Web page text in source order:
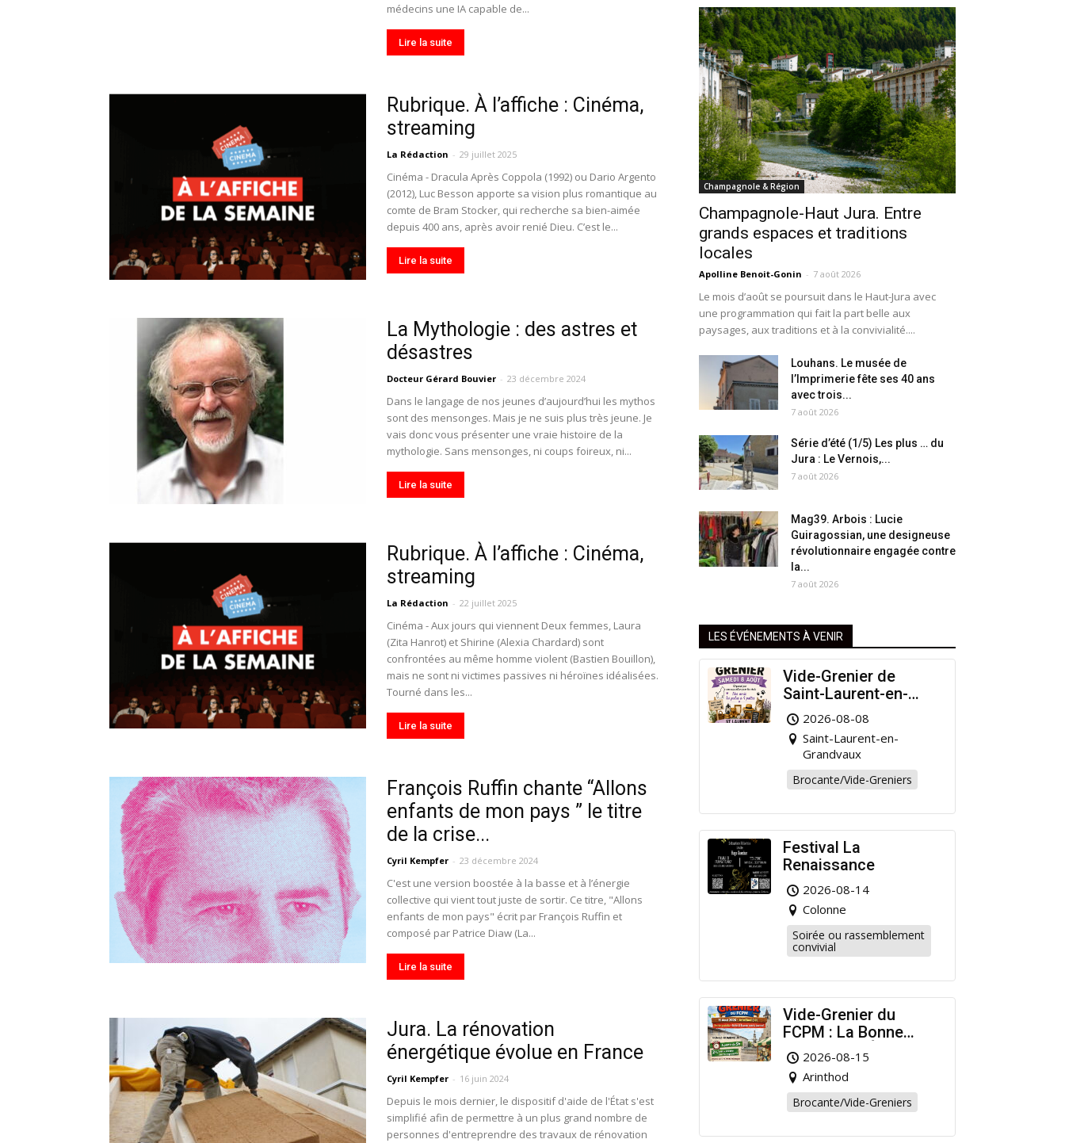
médecins une IA capable de...
Lire la suite
Rubrique. À l’affiche : Cinéma,
streaming
La Rédaction - 29 juillet 2025
Cinéma - Dracula Après Coppola (1992) ou Dario Argento
(2012), Luc Besson apporte sa vision plus romantique au
comte de Bram Stocker, qui recherche sa bien-aimée
depuis 400 ans, après avoir renié Dieu. C’est le...
Lire la suite
La Mythologie : des astres et
désastres
Docteur Gérard Bouvier - 23 décembre 2024
Dans le langage de nos jeunes d’aujourd’hui les mythos
sont des mensonges. Mais je ne suis plus très jeune. Je
vais donc vous présenter une vraie histoire de la
mythologie. Sans mensonges, ni coups foireux, ni...
Lire la suite
Rubrique. À l’affiche : Cinéma,
streaming
La Rédaction - 22 juillet 2025
Cinéma - Aux jours qui viennent Deux femmes, Laura
(Zita Hanrot) et Shirine (Alexia Chardard) sont
confrontées au même homme violent (Bastien Bouillon),
mais ne sont ni victimes passives ni héroïnes idéalisées.
Tourné dans les...
Lire la suite
François Ruffin chante “Allons
enfants de mon pays ” le titre
de la crise...
Cyril Kempfer - 23 décembre 2024
C'est une version boostée à la basse et à l’énergie
collective qui vient tout juste de sortir. Ce titre, "Allons
enfants de mon pays" écrit par François Ruffin et
composé par Patrice Diaw (La...
Lire la suite
Jura. La rénovation
énergétique évolue en France
Cyril Kempfer - 16 juin 2024
Depuis le mois dernier, le dispositif d'aide de l'État s'est
simplifié afin de permettre à un plus grand nombre de
personnes d'entreprendre des travaux de rénovation
Champagnole & Région
Champagnole-Haut Jura. Entre
grands espaces et traditions
locales
Apolline Benoit-Gonin - 7 août 2026
Le mois d’août se poursuit dans le Haut-Jura avec
une programmation qui fait la part belle aux
paysages, aux traditions et à la convivialité....
Louhans. Le musée de
l’Imprimerie fête ses 40 ans
avec trois...
7 août 2026
Série d’été (1/5) Les plus … du
Jura : Le Vernois,...
7 août 2026
Mag39. Arbois : Lucie
Guiragossian, une designeuse
révolutionnaire engagée contre
la...
7 août 2026
LES ÉVÉNEMENTS À VENIR
Vide-Grenier de
Saint-Laurent-en-
Grandvaux : Venez
chiner pour la bonne
cause !
2026-08-08
Saint-Laurent-en-
Grandvaux
Brocante/Vide-Greniers
Festival La
Renaissance
2026-08-14
Colonne
Soirée ou rassemblement
convivial
Vide-Grenier du
FCPM : La Bonne
Affaire de l’Été à
Arinthod !
2026-08-15
Arinthod
Brocante/Vide-Greniers